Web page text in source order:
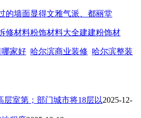
的墙面显得文雅气派、都丽堂
修材料粉饰材料大全建建粉饰材
家好 哈尔滨商业装修 哈尔滨整装
层室第；部门城市将18层以2025-12-